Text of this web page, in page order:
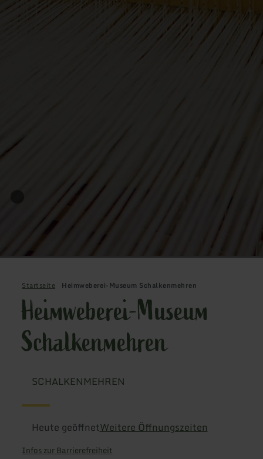
Startseite Heimweberei-Museum Schalkenmehren
Heimweberei-Museum
Schalkenmehren
SCHALKENMEHREN
Heute geöffnetWeitere Öffnungszeiten
Infos zur Barrierefreiheit